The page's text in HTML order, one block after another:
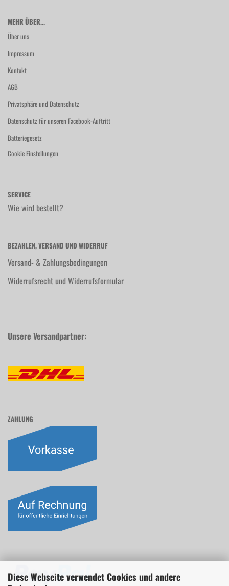
Diese Webseite verwendet Cookies und andere
MEHR ÜBER...
Über uns
Impressum
Kontakt
AGB
Privatsphäre und Datenschutz
Datenschutz für unseren Facebook-Auftritt
Batteriegesetz
Cookie Einstellungen
SERVICE
Wie wird bestellt?
BEZAHLEN, VERSAND UND WIDERRUF
Versand- & Zahlungsbedingungen
Widerrufsrecht und Widerrufsformular
Unsere Versandpartner:
ZAHLUNG